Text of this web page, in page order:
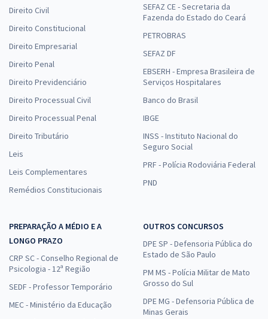
Direito Civil
Direito Constitucional
Direito Empresarial
Direito Penal
Direito Previdenciário
Direito Processual Civil
Direito Processual Penal
Direito Tributário
Leis
Leis Complementares
Remédios Constitucionais
SEFAZ CE - Secretaria da
Fazenda do Estado do Ceará
PETROBRAS
SEFAZ DF
EBSERH - Empresa Brasileira de
Serviços Hospitalares
Banco do Brasil
IBGE
INSS - Instituto Nacional do
Seguro Social
PRF - Polícia Rodoviária Federal
PND
PREPARAÇÃO A MÉDIO E A
LONGO PRAZO
CRP SC - Conselho Regional de
Psicologia - 12ª Região
SEDF - Professor Temporário
MEC - Ministério da Educação
OUTROS CONCURSOS
DPE SP - Defensoria Pública do
Estado de São Paulo
PM MS - Polícia Militar de Mato
Grosso do Sul
DPE MG - Defensoria Pública de
Minas Gerais